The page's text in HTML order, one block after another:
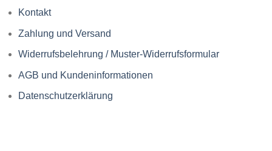
Kontakt
Zahlung und Versand
Widerrufsbelehrung / Muster-Widerrufsformular
AGB und Kundeninformationen
Datenschutzerklärung